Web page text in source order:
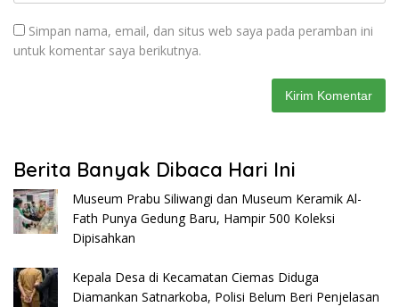
Simpan nama, email, dan situs web saya pada peramban ini
untuk komentar saya berikutnya.
Berita Banyak Dibaca Hari Ini
Museum Prabu Siliwangi dan Museum Keramik Al-
Fath Punya Gedung Baru, Hampir 500 Koleksi
Dipisahkan
Kepala Desa di Kecamatan Ciemas Diduga
Diamankan Satnarkoba, Polisi Belum Beri Penjelasan